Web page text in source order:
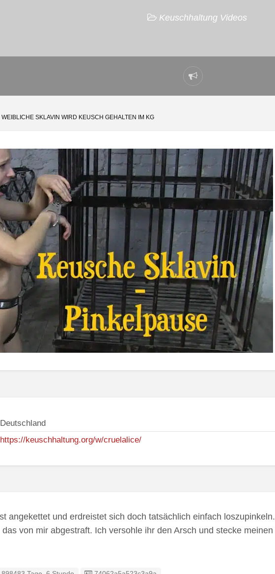
Keuschhaltung Videos
Problem
melden
WEIBLICHE SKLAVIN WIRD KEUSCH GEHALTEN IM KG
Deutschland
https://keuschhaltung.org/w/cruelalice/
angekettet und erdreistet sich doch tatsächlich einfach loszupinkeln.
von mir abgestraft. Ich versohle ihr den Arsch und stecke meinen